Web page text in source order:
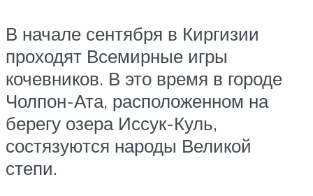
В начале сентября в Киргизии
проходят Всемирные игры
кочевников. В это время в городе
Чолпон-Ата, расположенном на
берегу озера Иссук-Куль,
состязуются народы Великой
степи.